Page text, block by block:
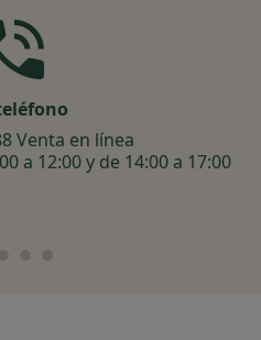
Venta en línea
a 12:00 y de 14:00 a 17:00